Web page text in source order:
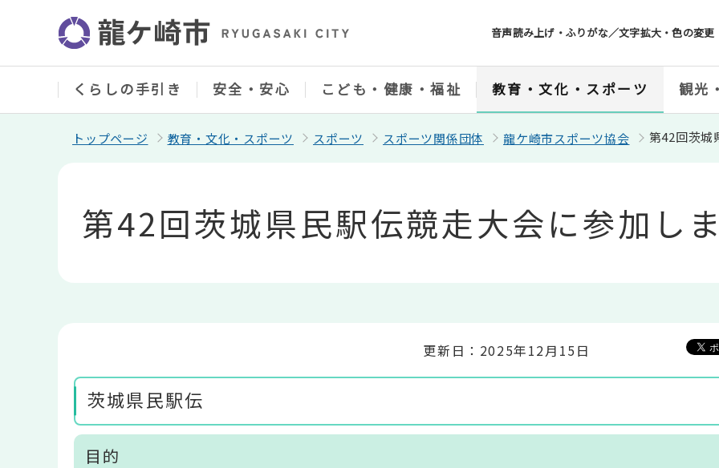
ジ
音声読み上げ・ふりがな／文字拡大・色の変更
くらしの手引き 安全・安心 こども・健康・福祉 教育・文化・スポーツ 観光
トップページ 教育・文化・スポーツ スポーツ スポーツ関係団体 龍ケ崎市スポーツ協会 第42回茨城
第42回茨城県民駅伝競走大会に参加し
更新日：2025年12月15日
茨城県民駅伝
目的